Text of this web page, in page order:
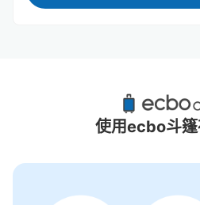
流山大鷹之森S・C
0個投幣
使用ecbo斗